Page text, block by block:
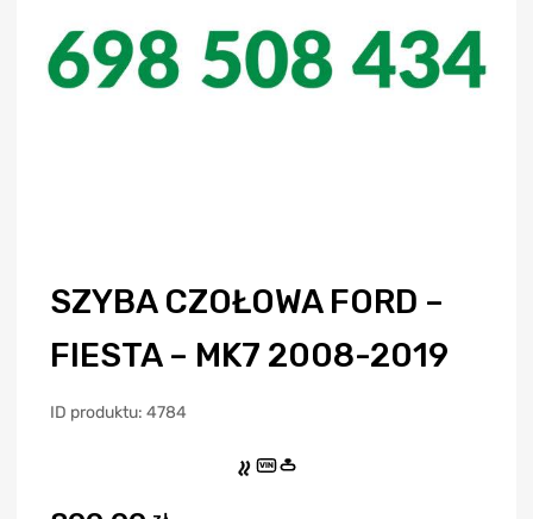
SZYBA CZOŁOWA FORD –
FIESTA – MK7 2008-2019
ID produktu: 4784
VIN